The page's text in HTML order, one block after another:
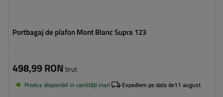
Portbagaj de plafon Mont Blanc Supra 123
498,99 RON brut
Produs disponibil in cantități mari Expediem pe data de11 august